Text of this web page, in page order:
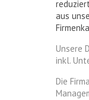
aus
Unsere
inkl.
Die